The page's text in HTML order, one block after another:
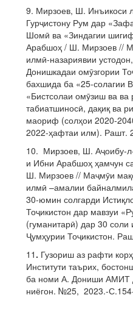
9. Мирзоев, Ш. Инъикоси
Гурҷистону Рум дар
Шомӣ ва «Зиндагии
Арабшоҳ / Ш. Мирзоев //
илмӣ-назариявии
Донишкадаи омӯзгории
бахшида ба «25-солагии
«Бистсолаи омӯзиш ва
табиатшиносӣ, дақиқ ва
маориф (солҳои 2020-
2022-ҳафтаи илм). Рашт.
10. Мирзоев, Ш. Аҷоибу-
и Ибни Арабшоҳ ҳамчун
Ш. Мирзоев // Маҷмӯи
илмӣ –амалии
30-юмин солгарди
Тоҷикистон дар мавзуи
(гуманитарӣ) дар 30 соли
Ҷумҳурии Тоҷикистон.
11 . Гузориш аз рафти
Институти таърих,
ба номи А. Дониши АМИТ
ниёгон. №25, 2023.-